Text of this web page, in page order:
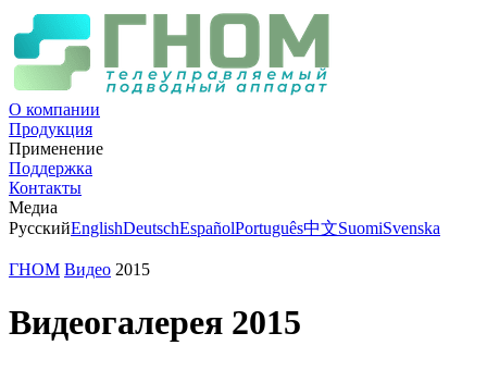
О компании
Продукция
Применение
Поддержка
Контакты
Медиа
РусскийEnglishDeutschEspañolPortuguês中文SuomiSvenska
ГНОМ Видео 2015
Видеогалерея 2015